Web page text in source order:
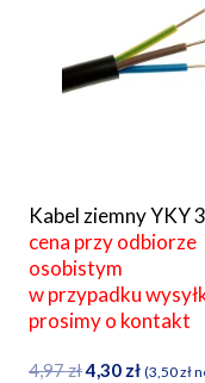
Kabel ziemny YKY
cena przy odbiorze
osobistym
w przypadku
prosimy o kontakt
4,97złPierwotna
4,30 zł (3,50zł